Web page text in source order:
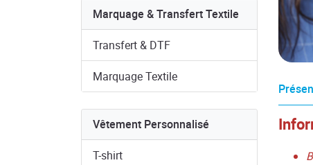
Marquage & Transfert Textile
Transfert & DTF
Marquage Textile
Vêtement Personnalisé
T-shirt